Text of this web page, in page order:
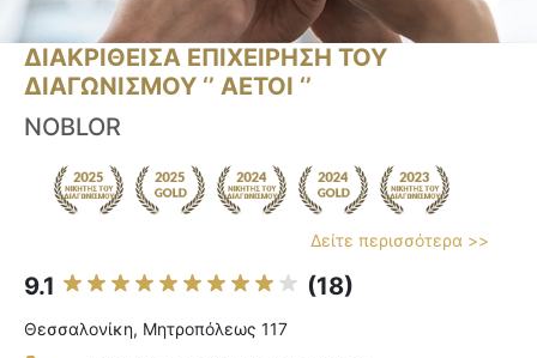
ΔΙΑΚΡΙΘΕΙΣΑ ΕΠΙΧΕΙΡΗΣΗ ΤΟΥ
ΔΙΑΓΩΝΙΣΜΟΥ ‘’ ΑΕΤΟΙ ‘’
NOBLOR
Δείτε περισσότερα >>
9.1 (18)
Θεσσαλονίκη, Μητροπόλεως 117